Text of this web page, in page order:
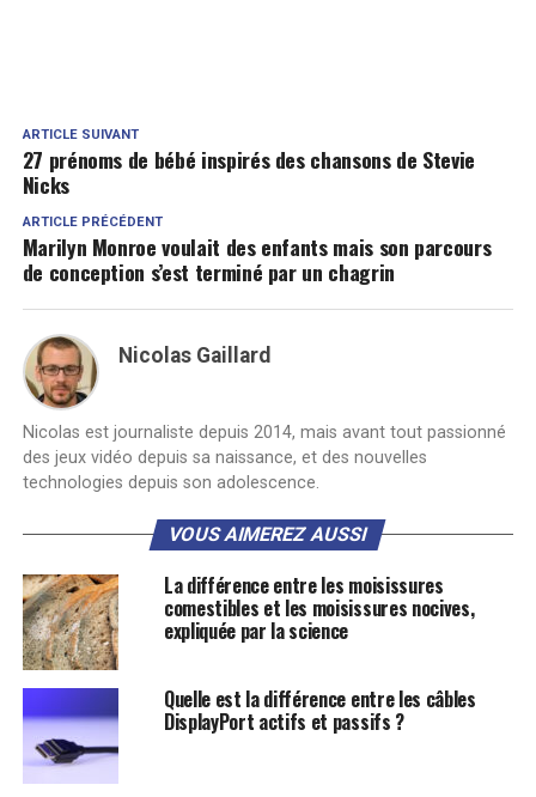
ARTICLE SUIVANT
27 prénoms de bébé inspirés des chansons de Stevie
Nicks
ARTICLE PRÉCÉDENT
Marilyn Monroe voulait des enfants mais son parcours
de conception s’est terminé par un chagrin
Nicolas Gaillard
Nicolas est journaliste depuis 2014, mais avant tout passionné
des jeux vidéo depuis sa naissance, et des nouvelles
technologies depuis son adolescence.
VOUS AIMEREZ AUSSI
La différence entre les moisissures
comestibles et les moisissures nocives,
expliquée par la science
Quelle est la différence entre les câbles
DisplayPort actifs et passifs ?